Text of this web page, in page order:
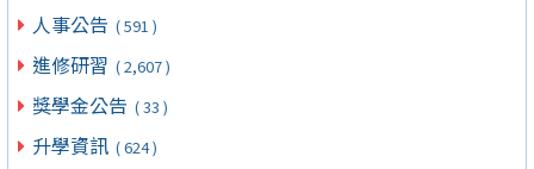
人事公告 ( 591 )
進修研習 ( 2,607 )
獎學金公告 ( 33 )
升學資訊 ( 624 )